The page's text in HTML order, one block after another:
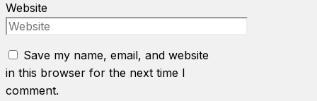
Website
Save my name, email, and website
in this browser for the next time I
comment.